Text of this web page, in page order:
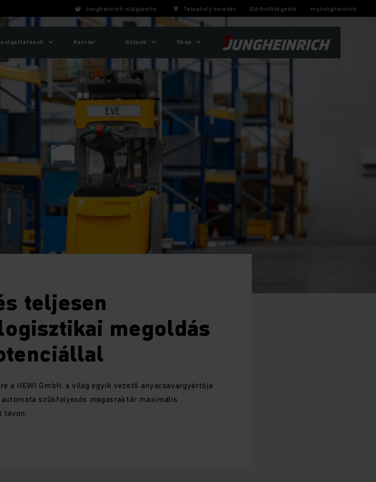
Jungheinrich világszerte Telephely keresés Elérhetőségeink myJungheinrich
Karrier Rólunk Shop
teljesen
megoldás
a HEWI GmbH, a világ egyik vezető anyacsavargyártója
szűkfolyosós magasraktár maximális
távon.